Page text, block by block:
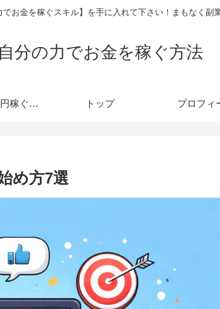
お金を稼ぐスキル】を手に入れて下さい！まもなく副
自分の力でお金を稼ぐ方法
あっさり10万円稼ぐメルマガ トップ プロフィ
め方7選